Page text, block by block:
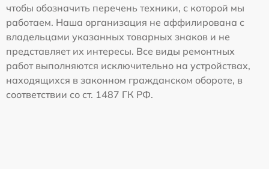
чтобы обозначить перечень техники, с которой мы
работаем. Наша организация не аффилирована с
владельцами указанных товарных знаков и не
представляет их интересы. Все виды ремонтных
работ выполняются исключительно на устройствах,
находящихся в законном гражданском обороте, в
соответствии со ст. 1487 ГК РФ.